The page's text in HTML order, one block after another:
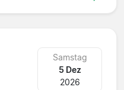
Samstag
5 Dez
2026